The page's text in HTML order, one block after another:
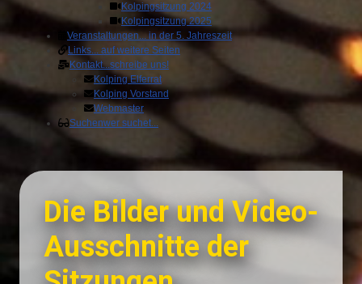
Kolpingsitzung 2024
Kolpingsitzung 2025
Veranstaltungen... in der 5. Jahreszeit
Links... auf weitere Seiten
Kontakt...schreibe uns!
Kolping Elferrat
Kolping Vorstand
Webmaster
Suchenwer suchet...
Die Bilder und Video-
Ausschnitte der